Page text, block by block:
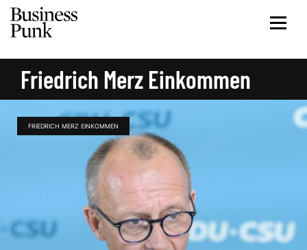
Friedrich Merz Einkommen
FRIEDRICH MERZ EINKOMMEN